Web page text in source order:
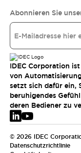
Abonnieren Sie
IDEC Corporation
von
setzt sich dafür ein,
beruhigendes
deren Bediener zu
© 2026 IDEC
Datenschutzrichtlinie